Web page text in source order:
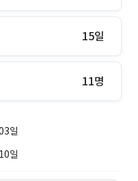
15일
11명
일
일